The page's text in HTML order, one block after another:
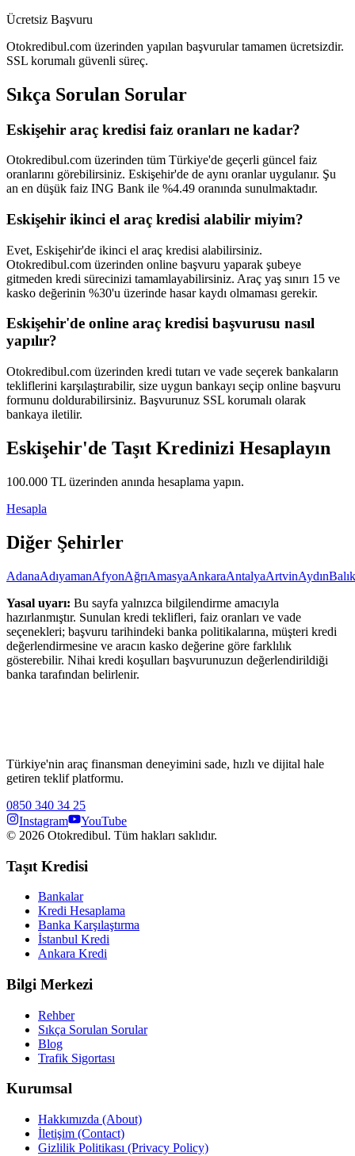
Ücretsiz Başvuru
Otokredibul.com üzerinden yapılan başvurular tamamen ücretsizdir.
SSL korumalı güvenli süreç.
Sıkça Sorulan Sorular
Eskişehir araç kredisi faiz oranları ne kadar?
Otokredibul.com üzerinden tüm Türkiye'de geçerli güncel faiz
oranlarını görebilirsiniz. Eskişehir'de de aynı oranlar uygulanır. Şu
an en düşük faiz ING Bank ile %4.49 oranında sunulmaktadır.
Eskişehir ikinci el araç kredisi alabilir miyim?
Evet, Eskişehir'de ikinci el araç kredisi alabilirsiniz.
Otokredibul.com üzerinden online başvuru yaparak şubeye
gitmeden kredi sürecinizi tamamlayabilirsiniz. Araç yaş sınırı 15 ve
kasko değerinin %30'u üzerinde hasar kaydı olmaması gerekir.
Eskişehir'de online araç kredisi başvurusu nasıl
yapılır?
Otokredibul.com üzerinden kredi tutarı ve vade seçerek bankaların
tekliflerini karşılaştırabilir, size uygun bankayı seçip online başvuru
formunu doldurabilirsiniz. Başvurunuz SSL korumalı olarak
bankaya iletilir.
Eskişehir'de Taşıt Kredinizi Hesaplayın
100.000 TL üzerinden anında hesaplama yapın.
Hesapla
Diğer Şehirler
AdanaAdıyamanAfyonAğrıAmasyaAnkaraAntalyaArtvinAydın
Yasal uyarı: Bu sayfa yalnızca bilgilendirme amacıyla
hazırlanmıştır. Sunulan kredi teklifleri, faiz oranları ve vade
seçenekleri; başvuru tarihindeki banka politikalarına, müşteri kredi
değerlendirmesine ve aracın kasko değerine göre farklılık
gösterebilir. Nihai kredi koşulları başvurunuzun değerlendirildiği
banka tarafından belirlenir.
Türkiye'nin araç finansman deneyimini sade, hızlı ve dijital hale
getiren teklif platformu.
0850 340 34 25
Instagram
YouTube
© 2026 Otokredibul. Tüm hakları saklıdır.
Taşıt Kredisi
Bankalar
Kredi Hesaplama
Banka Karşılaştırma
İstanbul Kredi
Ankara Kredi
Bilgi Merkezi
Rehber
Sıkça Sorulan Sorular
Blog
Trafik Sigortası
Kurumsal
Hakkımızda (About)
İletişim (Contact)
Gizlilik Politikası (Privacy Policy)